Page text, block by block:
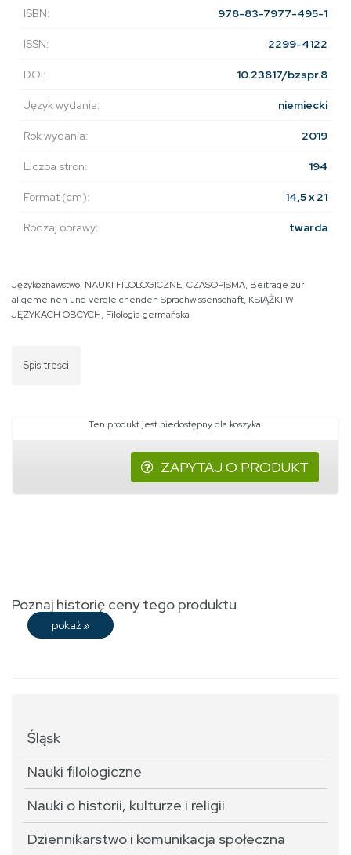
ISBN: 978-83-7977-495-1
ISSN: 2299-4122
DOI: 10.23817/bzspr.8
Język wydania: niemiecki
Rok wydania: 2019
Liczba stron: 194
Format (cm): 14,5 x 21
Rodzaj oprawy: twarda
Językoznawstwo, NAUKI FILOLOGICZNE, CZASOPISMA, Beiträge zur
allgemeinen und vergleichenden Sprachwissenschaft, KSIĄŻKI W
JĘZYKACH OBCYCH, Filologia germańska
Spis treści
Ten produkt jest niedostępny dla koszyka.
ZAPYTAJ O PRODUKT
Poznaj historię ceny tego produktu
pokaż »
Śląsk
Nauki filologiczne
Nauki o historii, kulturze i religii
Dziennikarstwo i komunikacja społeczna